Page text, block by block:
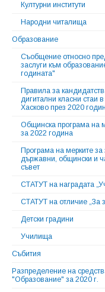
Културни институти
Народни читалища
Образование
Съобщение относно
заслуги към
годината"
Правила за
дигитални класни стаи
Хасково през 2020
Общинска програма на
за 2022 година
Програма на мерките
държавни, общински и
съвет
СТАТУТ на наградата
СТАТУТ на отличие „За
Детски градини
Училища
Събития
Разпределение на
"Образование" за 2020 г.